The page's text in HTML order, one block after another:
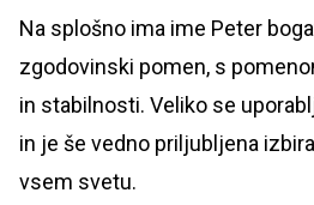
Na splošno ima ime Peter
zgodovinski pomen, s
in stabilnosti. Veliko se
in je še vedno priljubljena
vsem svetu.